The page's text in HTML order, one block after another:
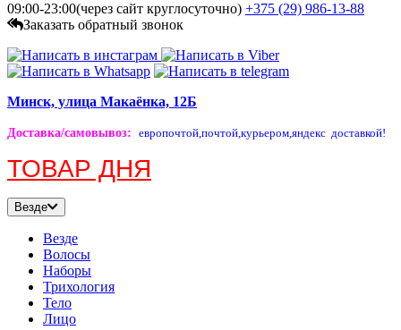
09:00-23:00(через сайт круглосуточно) +375 (29) 986-13-88
Заказать обратный звонок
Минск, улица Макаёнка, 12Б
Доставка/самовывоз: европочтой,почтой,курьером,яндекс доставкой!
ТОВАР ДНЯ
Везде
Везде
Волосы
Наборы
Трихология
Тело
Лицо